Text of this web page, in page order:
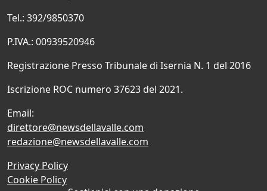
Tel.: 392/9850370
P.IVA.: 00939520946
Registrazione Presso Tribunale di Isernia N. 1 del 2016
Iscrizione ROC numero 37623 del 2021.
Email:
direttore@newsdellavalle.com
redazione@newsdellavalle.com
Privacy Policy
Cookie Policy